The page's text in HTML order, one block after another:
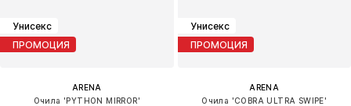
Унисекс
ПРОМОЦИЯ
ARENA
Очила 'PYTHON MIRROR'
Унисекс
ПРОМОЦИЯ
ARENA
Очила 'COBRA ULTRA SWIPE'